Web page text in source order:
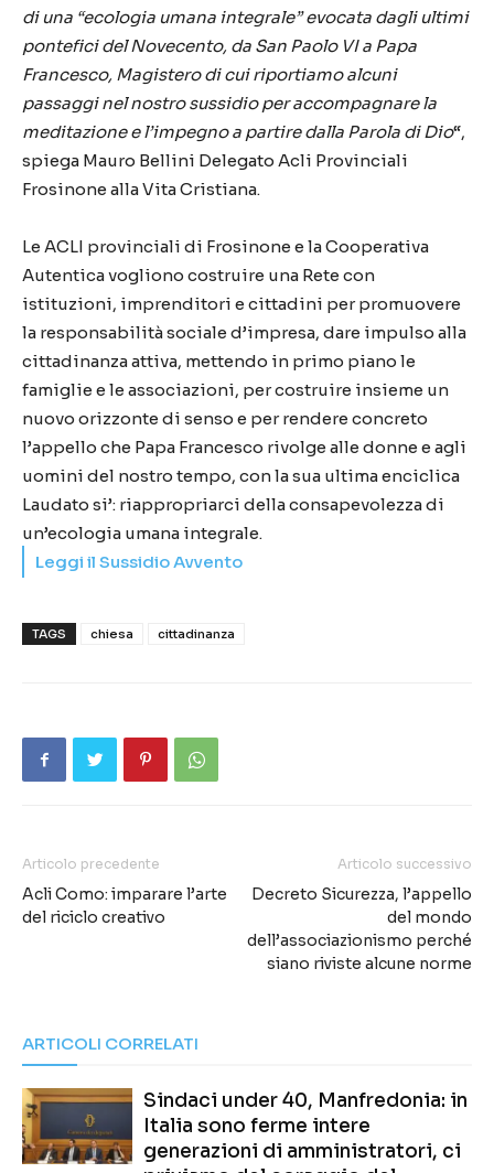
di una “ecologia umana integrale” evocata dagli ultimi
pontefici del Novecento, da San Paolo VI a Papa
Francesco, Magistero di cui riportiamo alcuni
passaggi nel nostro sussidio per accompagnare la
meditazione e l’impegno a partire dalla Parola di Dio“,
spiega Mauro Bellini Delegato Acli Provinciali
Frosinone alla Vita Cristiana.
Le ACLI provinciali di Frosinone e la Cooperativa
Autentica vogliono costruire una Rete con
istituzioni, imprenditori e cittadini per promuovere
la responsabilità sociale d’impresa, dare impulso alla
cittadinanza attiva, mettendo in primo piano le
famiglie e le associazioni, per costruire insieme un
nuovo orizzonte di senso e per rendere concreto
l’appello che Papa Francesco rivolge alle donne e agli
uomini del nostro tempo, con la sua ultima enciclica
Laudato si’: riappropriarci della consapevolezza di
un’ecologia umana integrale.
Leggi il Sussidio Avvento
TAGS chiesa cittadinanza
Articolo precedente
Acli Como: imparare l’arte
del riciclo creativo
Articolo successivo
Decreto Sicurezza, l’appello
del mondo
dell’associazionismo perché
siano riviste alcune norme
ARTICOLI CORRELATI
Sindaci under 40, Manfredonia: in
Italia sono ferme intere
generazioni di amministratori, ci